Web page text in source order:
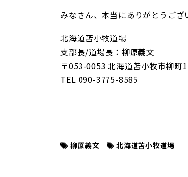
みなさん、本当にありがとうござ
北海道苫小牧道場
支部長/道場長：柳原義文
〒053-0053 北海道苫小牧市柳町
TEL 090-3775-8585
柳原義文 北海道苫小牧道場